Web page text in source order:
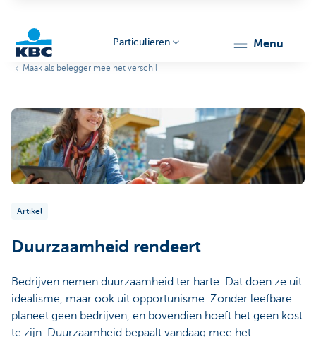
Particulieren menu
Maak als belegger mee het verschil
Artikel
Duurzaamheid rendeert
Bedrijven nemen duurzaamheid ter harte. Dat doen ze uit
idealisme, maar ook uit opportunisme. Zonder leefbare
planeet geen bedrijven, en bovendien hoeft het geen kost
te zijn. Duurzaamheid bepaalt vandaag mee het